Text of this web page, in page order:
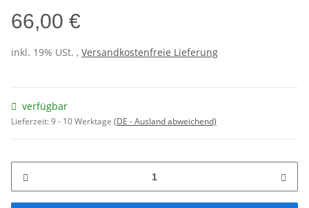
66,00 €
inkl. 19% USt. , Versandkostenfreie Lieferung
verfügbar
Lieferzeit:9 - 10 Werktage (DE - Ausland abweichend)